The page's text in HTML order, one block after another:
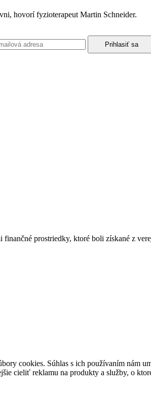
hovorí fyzioterapeut Martin Schneider.
prostriedky, ktoré boli získané z
cookies. Súhlas s ich používaním nám
cieliť reklamu na produkty a služby, o